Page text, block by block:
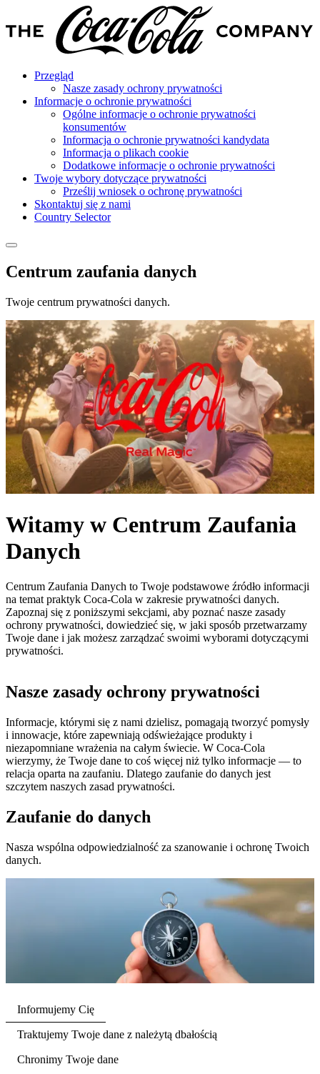
Przegląd
Nasze zasady ochrony prywatności
Informacje o ochronie prywatności
Ogólne informacje o ochronie prywatności
konsumentów
Informacja o ochronie prywatności kandydata
Informacja o plikach cookie
Dodatkowe informacje o ochronie prywatności
Twoje wybory dotyczące prywatności
Prześlij wniosek o ochronę prywatności
Skontaktuj się z nami
Country Selector
Centrum zaufania danych
Twoje centrum prywatności danych.
Witamy w Centrum Zaufania
Danych
Centrum Zaufania Danych to Twoje podstawowe źródło informacji
na temat praktyk Coca‑Cola w zakresie prywatności danych.
Zapoznaj się z poniższymi sekcjami, aby poznać nasze zasady
ochrony prywatności, dowiedzieć się, w jaki sposób przetwarzamy
Twoje dane i jak możesz zarządzać swoimi wyborami dotyczącymi
prywatności.
Nasze zasady ochrony prywatności
Informacje, którymi się z nami dzielisz, pomagają tworzyć pomysły
i innowacje, które zapewniają odświeżające produkty i
niezapomniane wrażenia na całym świecie. W Coca‑Cola
wierzymy, że Twoje dane to coś więcej niż tylko informacje — to
relacja oparta na zaufaniu. Dlatego zaufanie do danych jest
szczytem naszych zasad prywatności.
Zaufanie do danych
Nasza wspólna odpowiedzialność za szanowanie i ochronę Twoich
danych.
Informujemy Cię
Traktujemy Twoje dane z należytą dbałością
Chronimy Twoje dane